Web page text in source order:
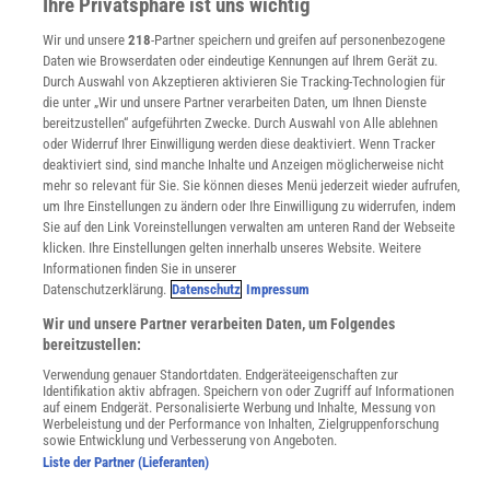
Sprachen lernen mit Gymglish
Lexika
Für Spektrum schreiben
Zugänglichkeitserklärung
WEBSEITEN
KielSCN
Wissenschaft in die Schulen
SciLogs
Uns finden Sie auch hier:
Wir und unsere218-Partner speichern und greifen auf personenbezogene
Daten wie Browserdaten oder eindeutige Kennungen auf Ihrem Gerät zu.
Durch Auswahl von Akzeptieren aktivieren Sie Tracking-Technologien für
die unter „Wir und unsere Partner verarbeiten Daten, um Ihnen Dienste
bereitzustellen“ aufgeführten Zwecke. Durch Auswahl von Alle ablehnen
oder Widerruf Ihrer Einwilligung werden diese deaktiviert. Wenn Tracker
deaktiviert sind, sind manche Inhalte und Anzeigen möglicherweise nicht
mehr so relevant für Sie. Sie können dieses Menü jederzeit wieder aufrufen,
um Ihre Einstellungen zu ändern oder Ihre Einwilligung zu widerrufen, indem
Sie auf den Link Voreinstellungen verwalten am unteren Rand der Webseite
klicken. Ihre Einstellungen gelten innerhalb unseres Website. Weitere
Informationen finden Sie in unserer
Datenschutzerklärung. Datenschutz Impressum
Wir und unsere Partner verarbeiten Daten, um Folgendes
bereitzustellen:
Verwendung genauer Standortdaten. Endgeräteeigenschaften zur
Identifikation aktiv abfragen. Speichern von oder Zugriff auf Informationen
auf einem Endgerät. Personalisierte Werbung und Inhalte, Messung von
Werbeleistung und der Performance von Inhalten, Zielgruppenforschung
sowie Entwicklung und Verbesserung von Angeboten.
Liste der Partner (Lieferanten)